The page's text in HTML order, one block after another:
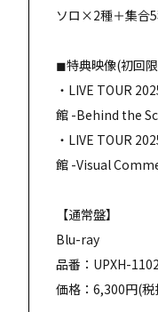
ソロ×2種＋集合5
◼︎特典映像(初回
・LIVE TOUR
館 -Behind the
・LIVE TOUR
館 -Visual
【通常盤】
Blu-ray
品番：UPXH-1102
価格：6,300円(税